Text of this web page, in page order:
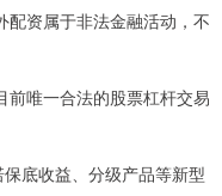
配资属于非法金融活动，不
前唯一合法的股票杠杆交易
底收益、分级产品等新型